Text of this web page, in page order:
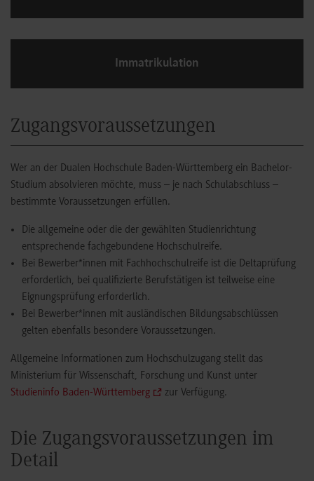
Immatrikulation
Zugangsvoraussetzungen
Wer an der Dualen Hochschule Baden-Württemberg ein Bachelor-
Studium absolvieren möchte, muss – je nach Schulabschluss –
bestimmte Voraussetzungen erfüllen.
Die allgemeine oder die der gewählten Studienrichtung
entsprechende fachgebundene Hochschulreife.
Bei Bewerber*innen mit Fachhochschulreife ist die Deltaprüfung
erforderlich, bei qualifizierte Berufstätigen ist teilweise eine
Eignungsprüfung erforderlich.
Bei Bewerber*innen mit ausländischen Bildungsabschlüssen
gelten ebenfalls besondere Voraussetzungen.
Allgemeine Informationen zum Hochschulzugang stellt das
Ministerium für Wissenschaft, Forschung und Kunst unter
Studieninfo Baden-Württemberg
zur Verfügung.
Die Zugangsvoraussetzungen im
Detail